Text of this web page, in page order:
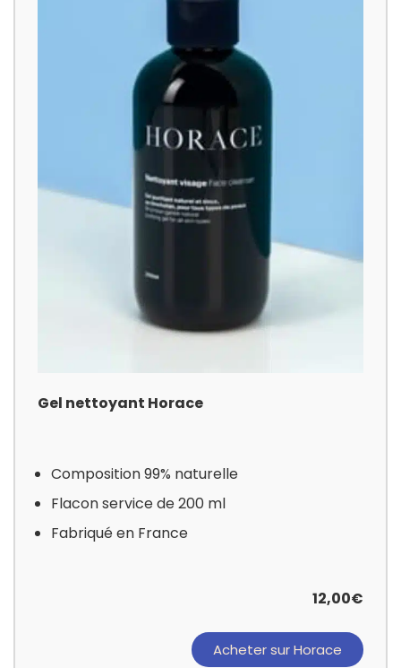
Gel nettoyant Horace
Composition 99% naturelle
Flacon service de 200 ml
Fabriqué en France
12,00€
Acheter sur Horace